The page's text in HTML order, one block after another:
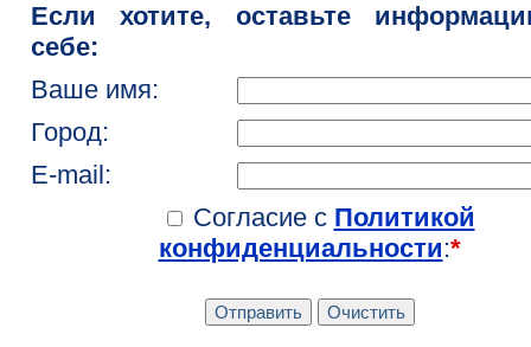
Если хотите, оставьте
себе:
Ваше имя:
Город:
E-mail:
Согласие с Политикой
конфиденциальности:*